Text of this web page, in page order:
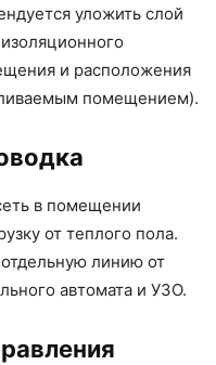
уложить слой
и расположения
помещением).
в помещении
от теплого пола.
линию от
автомата и УЗО.